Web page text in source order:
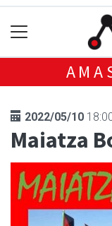
2022/05/10
Maiatza